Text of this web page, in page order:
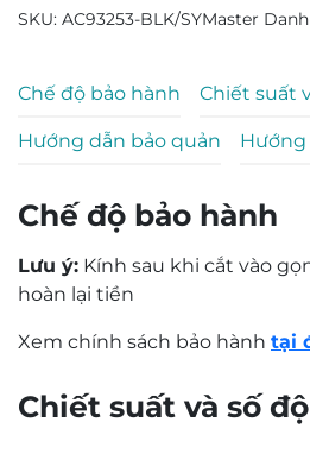
Kính
số
lượng
SKU: AC93253-BLK/SYMaster
Chế độ bảo hành Chiết suất
Hướng dẫn bảo quản Hướng
Chế độ bảo hành
Lưu ý: Kính sau khi cắt vào
hoàn lại tiền
Xem chính sách bảo hành tại
Chiết suất và số độ